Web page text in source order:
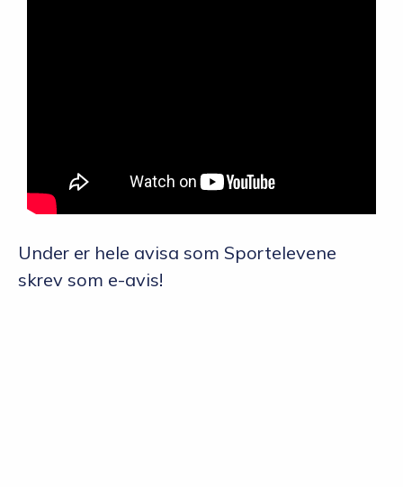
Under er hele avisa som Sportelevene
skrev som e-avis!